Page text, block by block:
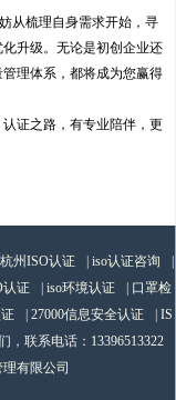
从梳理自身需求开始，寻
升级。无论是初创企业还
理体系，都将成为您赢得
证之路，有专业陪伴，更
杭州ISO认证 iso认证咨询
认证 iso环境认证
口罩检
27000信息安全认证
IS
，联系电话： 13396513322
有限公司